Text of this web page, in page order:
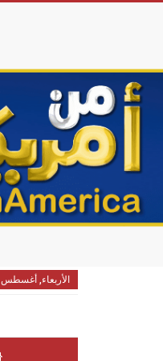
الأربعاء, أغسطس 5, 2026